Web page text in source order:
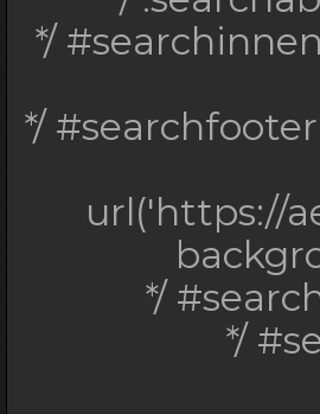
*/
*/
url('https://
*/
*/